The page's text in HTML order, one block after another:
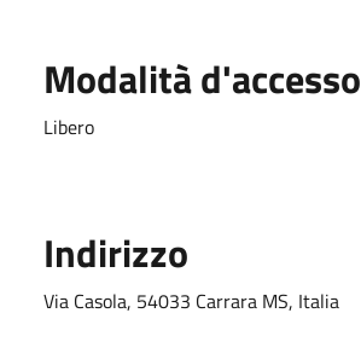
Modalità d'accesso
Libero
Indirizzo
Via Casola, 54033 Carrara MS, Italia